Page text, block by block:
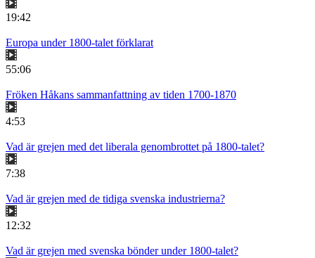
19:42
Europa under 1800-talet förklarat
55:06
Fröken Håkans sammanfattning av tiden 1700-1870
4:53
Vad är grejen med det liberala genombrottet på 1800-talet?
7:38
Vad är grejen med de tidiga svenska industrierna?
12:32
Vad är grejen med svenska bönder under 1800-talet?